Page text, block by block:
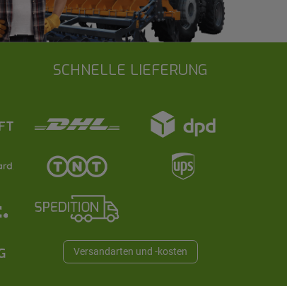
SCHNELLE LIEFERUNG
Versandarten und -kosten